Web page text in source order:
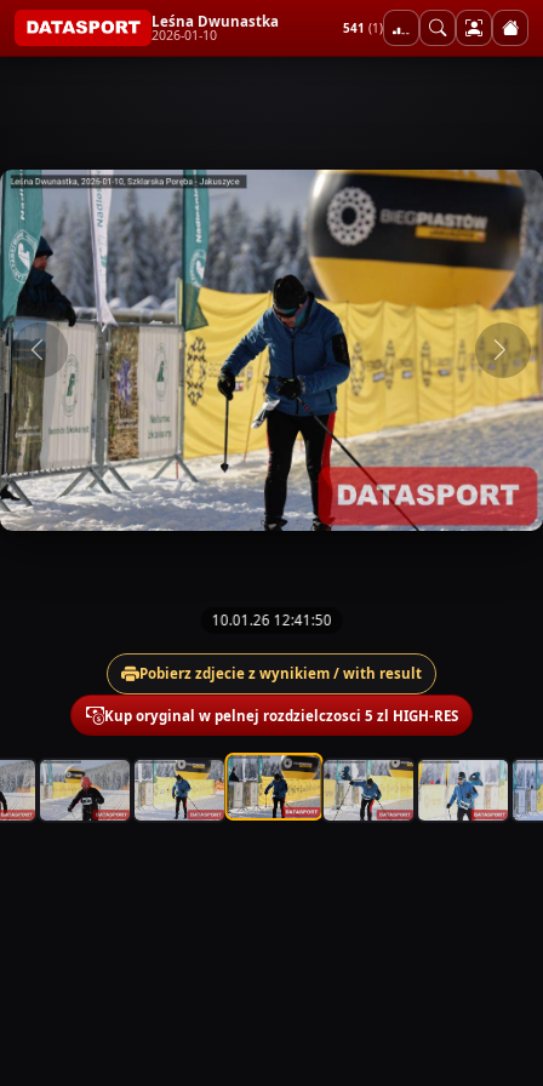
Leśna Dwunastka
2026-01-10 541 (1)
10.01.26 12:41:50
Pobierz zdjecie z wynikiem / with result
Kup oryginal w pelnej rozdzielczosci 5 zl HIGH-RES